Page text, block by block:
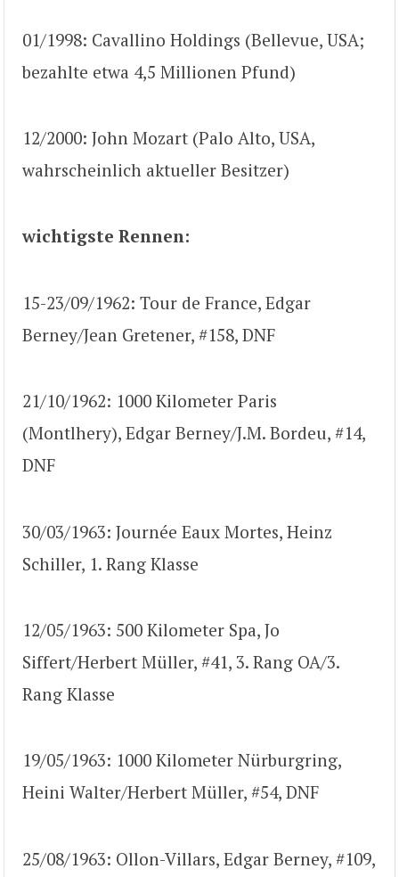
01/1998: Cavallino Holdings (Bellevue, USA;
bezahlte etwa 4,5 Millionen Pfund)
12/2000: John Mozart (Palo Alto, USA,
wahrscheinlich aktueller Besitzer)
wichtigste Rennen:
15-23/09/1962: Tour de France, Edgar
Berney/Jean Gretener, #158, DNF
21/10/1962: 1000 Kilometer Paris
(Montlhery), Edgar Berney/J.M. Bordeu, #14,
DNF
30/03/1963: Journée Eaux Mortes, Heinz
Schiller, 1. Rang Klasse
12/05/1963: 500 Kilometer Spa, Jo
Siffert/Herbert Müller, #41, 3. Rang OA/3.
Rang Klasse
19/05/1963: 1000 Kilometer Nürburgring,
Heini Walter/Herbert Müller, #54, DNF
25/08/1963: Ollon-Villars, Edgar Berney, #109,